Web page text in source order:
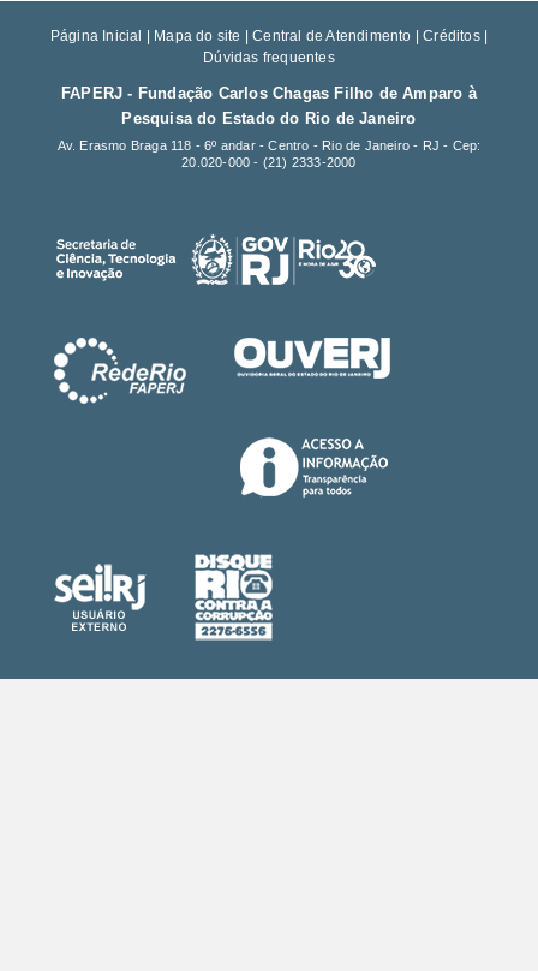
Página Inicial Mapa do site |Central de Atendimento |Créditos|
Dúvidas frequentes
FAPERJ - Fundação Carlos Chagas Filho de Amparo à
Pesquisa do Estado do Rio de Janeiro
Av. Erasmo Braga 118 - 6º andar - Centro - Rio de Janeiro - RJ - Cep:
20.020-000 - (21) 2333-2000